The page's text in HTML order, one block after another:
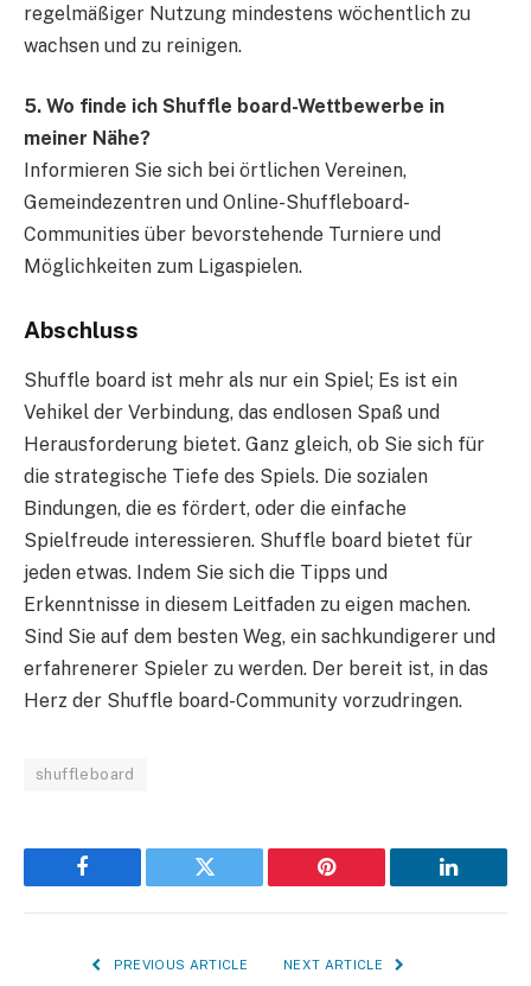
regelmäßiger Nutzung mindestens wöchentlich zu
wachsen und zu reinigen.
5. Wo finde ich Shuffle board-Wettbewerbe in
meiner Nähe?
Informieren Sie sich bei örtlichen Vereinen,
Gemeindezentren und Online-Shuffleboard-
Communities über bevorstehende Turniere und
Möglichkeiten zum Ligaspielen.
Abschluss
Shuffle board ist mehr als nur ein Spiel; Es ist ein
Vehikel der Verbindung, das endlosen Spaß und
Herausforderung bietet. Ganz gleich, ob Sie sich für
die strategische Tiefe des Spiels. Die sozialen
Bindungen, die es fördert, oder die einfache
Spielfreude interessieren. Shuffle board bietet für
jeden etwas. Indem Sie sich die Tipps und
Erkenntnisse in diesem Leitfaden zu eigen machen.
Sind Sie auf dem besten Weg, ein sachkundigerer und
erfahrenerer Spieler zu werden. Der bereit ist, in das
Herz der Shuffle board-Community vorzudringen.
shuffleboard
Facebook Twitter Pinterest LinkedIn
PREVIOUS ARTICLE NEXT ARTICLE